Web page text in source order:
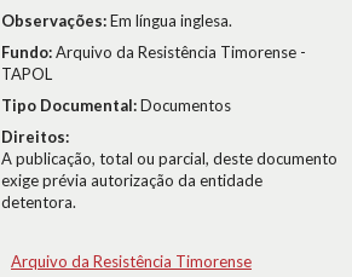
Observações:Em língua inglesa.
Fundo:Arquivo da Resistência Timorense -
TAPOL
Tipo Documental:Documentos
Direitos:
A publicação, total ou parcial, deste documento
exige prévia autorização da entidade
detentora.
Arquivo da Resistência Timorense